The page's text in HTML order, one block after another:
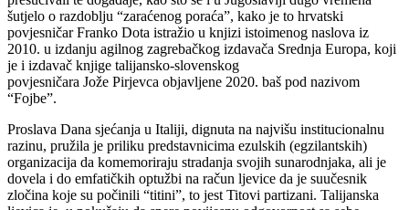
šutjelo o razdoblju “zaraćenog poraća”, kako je to hrvatski
povjesničar Franko Dota istražio u knjizi istoimenog naslova iz
2010. u izdanju agilnog zagrebačkog izdavača Srednja Europa, koji
je i izdavač knjige talijansko-slovenskog
povjesničara Jože Pirjevca objavljene 2020. baš pod nazivom
“Fojbe”.
Proslava Dana sjećanja u Italiji, dignuta na najvišu institucionalnu
razinu, pružila je priliku predstavnicima ezulskih (egzilantskih)
organizacija da komemoriraju stradanja svojih sunarodnjaka, ali je
dovela i do emfatičkih optužbi na račun ljevice da je suučesnik
zločina koje su počinili “titini”, to jest Titovi partizani. Talijanska